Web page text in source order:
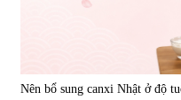
Nên bổ sung canxi Nhật ở độ